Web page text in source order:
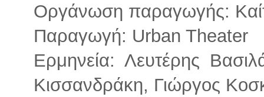
Οργάνωση παραγωγής:
Παραγωγή: Urban Theater
Ερμηνεία: Λευτέρης
Κισσανδράκη, Γιώργος